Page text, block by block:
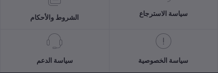
الشروط والأحكام
سياسة الاسترجاع
سياسة الدعم سياسة الخصوصية